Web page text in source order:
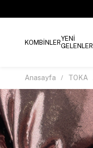
KOMBİNLERYENİ
GELENLER
Anasayfa TOKA